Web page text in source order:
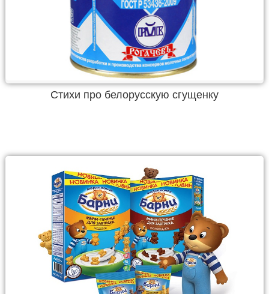
Стихи про белорусскую сгущенку